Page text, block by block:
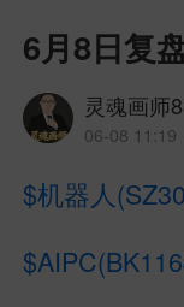
6月8日复
灵魂画师
06-08 11:19
$机器人